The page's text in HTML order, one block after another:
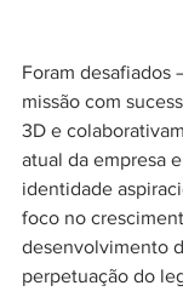
Foram desafiados
missão com
3D e
atual da empresa
identidade
foco no
desenvolvimento
perpetuação do